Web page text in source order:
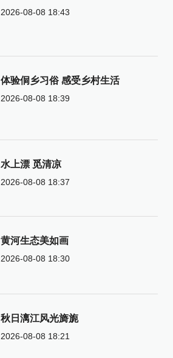
2026-08-08 18:43
体验侗乡习俗 感受乡村生活
2026-08-08 18:39
水上漂 觅清凉
2026-08-08 18:37
黄河生态美如画
2026-08-08 18:30
秋日漓江风光旖旎
2026-08-08 18:21